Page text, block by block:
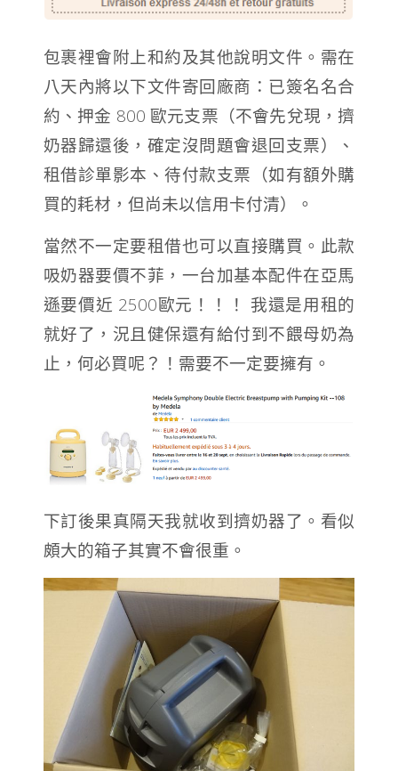
包裹裡會附上和約及其他說明文件。需在
八天內將以下文件寄回廠商：已簽名名合
約、押金 800 歐元支票（不會先兌現，擠
奶器歸還後，確定沒問題會退回支票）、
租借診單影本、待付款支票（如有額外購
買的耗材，但尚未以信用卡付清）。
當然不一定要租借也可以直接購買。此款
吸奶器要價不菲，一台加基本配件在亞馬
遜要價近 2500歐元！！！ 我還是用租的
就好了，況且健保還有給付到不餵母奶為
止，何必買呢？！需要不一定要擁有。
下訂後果真隔天我就收到擠奶器了。看似
頗大的箱子其實不會很重。